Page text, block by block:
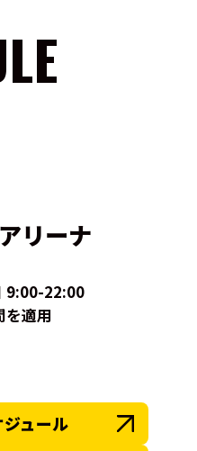
リーナ
9:00-22:00
を適用
ュール